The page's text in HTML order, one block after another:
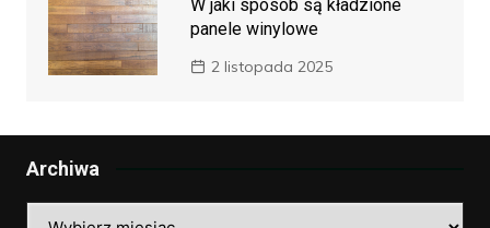
W jaki sposób są kładzione
panele winylowe
2 listopada 2025
Archiwa